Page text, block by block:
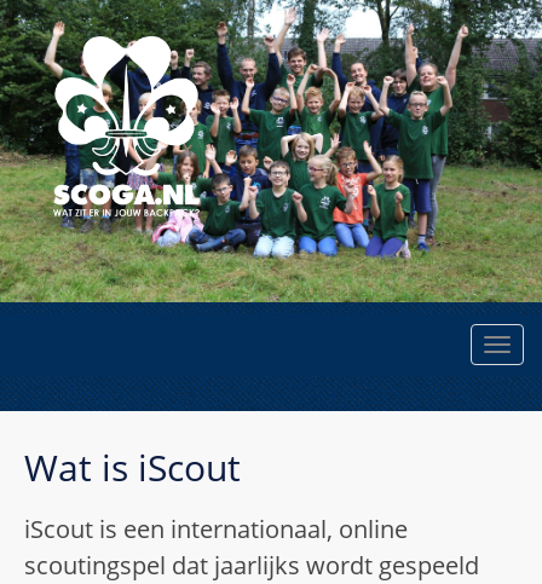
Wat is iScout
iScout is een internationaal, online
scoutingspel dat jaarlijks wordt gespeeld